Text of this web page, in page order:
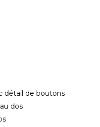
détail de boutons
dos